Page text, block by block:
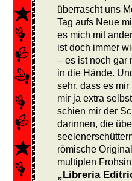
überrascht uns
Tag aufs Neue
es mich mit
ist doch immer
– es ist noch gar
in die Hände.
sehr, dass es
mir ja extra
schien mir der
darinnen, die
römische
multiplen
„Libreria